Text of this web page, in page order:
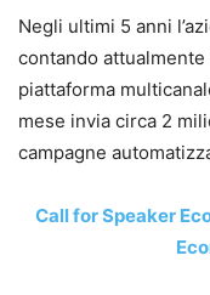
Negli ultimi 5 anni
contando
piattaforma
mese invia circa 2
campagne
Call for Speaker